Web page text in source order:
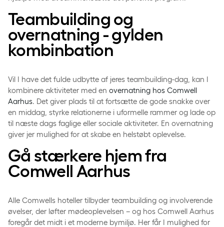
Teambuilding og
overnatning - gylden
kombinbation­
Vil I have det fulde udbytte af jeres teambuilding-dag, kan I
kombinere aktiviteter med en overnatning hos Comwell
Aarhus. Det giver plads til at fortsætte de gode snakke over
en middag, styrke relationerne i uformelle rammer og lade op
til næste dags faglige eller sociale aktiviteter. En overnatning
giver jer mulighed for at skabe en helstøbt oplevelse.
Gå stærkere hjem fra
Comwell Aarhus
Alle Comwells hoteller tilbyder teambuilding og involverende
øvelser, der løfter mødeoplevelsen – og hos Comwell Aarhus
foregår det midt i et moderne bymiljø. Her får I mulighed for